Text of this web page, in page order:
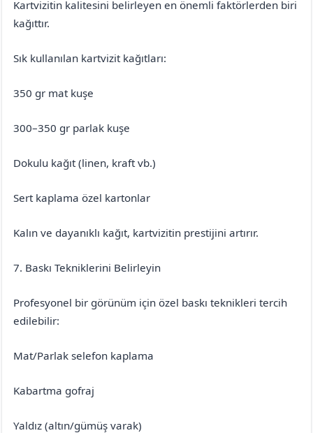
Kartvizitin kalitesini belirleyen en önemli faktörlerden biri
kağıttır.
Sık kullanılan kartvizit kağıtları:
350 gr mat kuşe
300–350 gr parlak kuşe
Dokulu kağıt (linen, kraft vb.)
Sert kaplama özel kartonlar
Kalın ve dayanıklı kağıt, kartvizitin prestijini artırır.
7. Baskı Tekniklerini Belirleyin
Profesyonel bir görünüm için özel baskı teknikleri tercih
edilebilir:
Mat/Parlak selefon kaplama
Kabartma gofraj
Yaldız (altın/gümüş varak)